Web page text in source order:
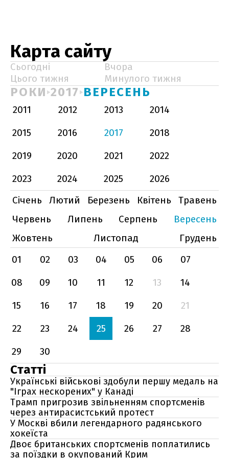
Карта сайту
Сьогодні
Вчора
Цього тижня
Минулого тижня
РОКИ 2017 ВЕРЕСЕНЬ
2011 2012 2013
2014
2015
2016 2017
2018
2019
2020 2021
2022
2023
2024 2025
2026
Січень
Лютий Березень Квітень
Травень
Червень
Липень Серпень
Вересень
Жовтень
Листопад
Грудень
01
02 03 04 05 06
07
08
09 10 11 12 13
14
15
16 17 18 19 20
21
22
23 24 25 26 27
28
29
30
Статті
Українські військові здобули першу медаль на
"Іграх нескорених" у Канаді
Трамп пригрозив звільненням спортсменів
через антирасистський протест
У Москві вбили легендарного радянського
хокеїста
Двоє британських спортсменів поплатились
за поїздки в окупований Крим